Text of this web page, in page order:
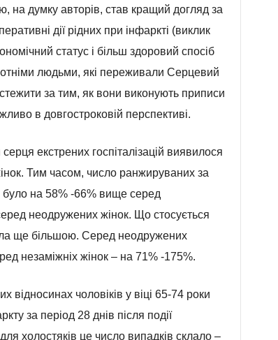
на думку авторів, став кращий догляд за
дії рідних при інфаркті (виклик
статус і більш здоровий спосіб
людьми, які переживали Серцевий
за тим, як вони виконують приписи
в довгостроковій перспективі.
екстрених госпіталізацій виявилося
Тим часом, число ранжируваних за
було на 58% -66% вище серед
неодружених жінок. Що стосується
ще більшою. Серед неодружених
незаміжніх жінок – на 71% -175%.
чоловіків у віці 65-74 роки
за період 28 днів після події
холостяків це число випадків склало –